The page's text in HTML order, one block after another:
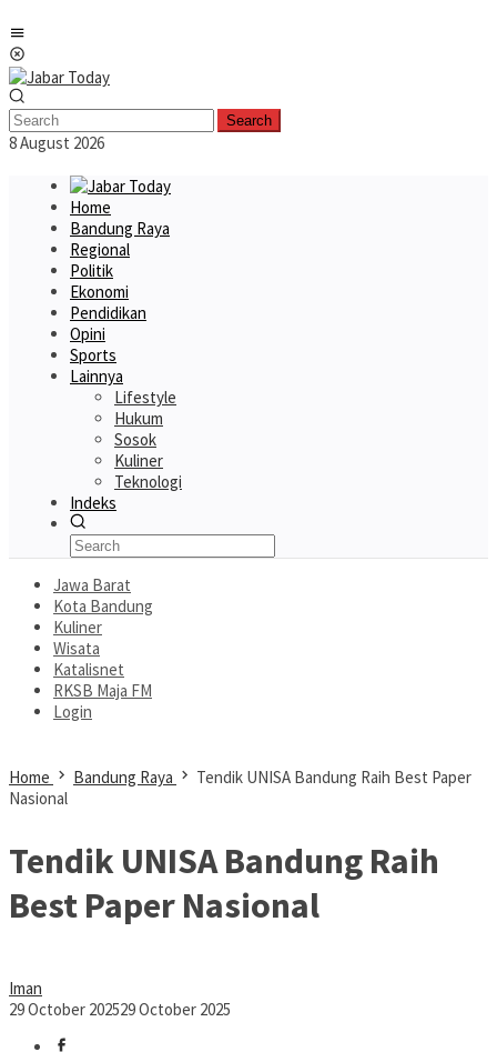
to
content
Search
8 August 2026
Home
Bandung Raya
Regional
Politik
Ekonomi
Pendidikan
Opini
Sports
Lainnya
Lifestyle
Hukum
Sosok
Kuliner
Teknologi
Indeks
Jawa Barat
Kota Bandung
Kuliner
Wisata
Katalisnet
RKSB Maja FM
Login
Home Bandung Raya
Tendik UNISA Bandung Raih Best Paper
Nasional
Tendik UNISA Bandung Raih
Best Paper Nasional
Iman
29 October 202529 October 2025